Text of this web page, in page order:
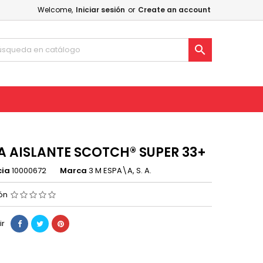
Welcome, Iniciar sesión or Create an account

AISLANTE SCOTCH® SUPER 33+
10000672 Marca 3 M ESPA\A, S. A.